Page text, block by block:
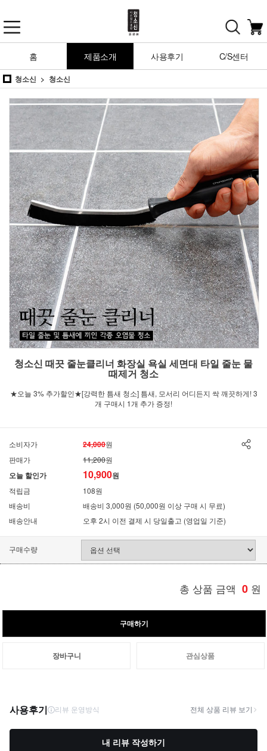
홈 제품소개 사용후기 C/S센터
청소신 청소신
청소신 때끗 줄눈클리너 화장실 욕실 세면대 타일 줄눈 물
때제거 청소
★오늘 3% 추가할인★[강력한 틈새 청소] 틈새, 모서리 어디든지 싹 깨끗하게! 3
개 구매시 1개 추가 증정!
소비자가 24,000원
판매가
11,200원
오늘 할인가 10,900원
적립금
108원
배송비
배송비 3,000원 (50,000원 이상 구매 시 무료)
배송안내
오후 2시 이전 결제 시 당일출고 (영업일 기준)
구매수량
총 상품 금액 0 원
구매하기
장바구니 관심상품